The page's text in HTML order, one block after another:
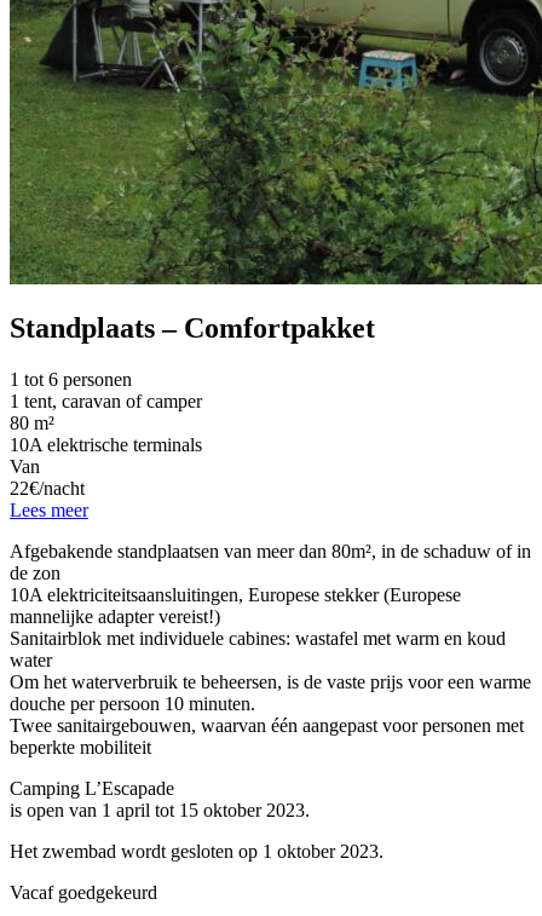
Standplaats – Comfortpakket
1 tot 6 personen
1 tent, caravan of camper
80 m²
10A elektrische terminals
Van
22€/nacht
Lees meer
Afgebakende standplaatsen van meer dan 80m², in de schaduw of in
de zon
10A elektriciteitsaansluitingen, Europese stekker (Europese
mannelijke adapter vereist!)
Sanitairblok met individuele cabines: wastafel met warm en koud
water
Om het waterverbruik te beheersen, is de vaste prijs voor een warme
douche per persoon 10 minuten.
Twee sanitairgebouwen, waarvan één aangepast voor personen met
beperkte mobiliteit
Camping L’Escapade
is open van 1 april tot 15 oktober 2023.
Het zwembad wordt gesloten op 1 oktober 2023.
Vacaf goedgekeurd